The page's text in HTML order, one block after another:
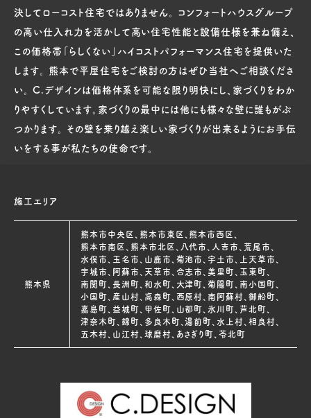
決してローコスト住宅ではありません。 コンフォートハウスグループ
の高い仕入れ力を活かして高い住宅性能と設備仕様を兼ね備え、
この価格帯「らしくない」ハイコストパフォーマンス住宅を提供いた
します。 熊本で平屋住宅をご検討の方はぜひ当社へご相談くださ
い。 C.デザインは価格体系を可能な限り明快にし、家づくりをわか
りやすくしています。家づくりの最中には他にも様々な壁に誰もがぶ
つかります。 その壁を乗り越え楽しい家づくりが出来るようにお手伝
いをする事が私たちの使命です。
施工エリア
熊本県
熊本市中央区、熊本市東区、熊本市西区、
熊本市南区、熊本市北区、八代市、人吉市、荒尾市、
水俣市、玉名市、山鹿市、菊池市、宇土市、上天草市、
宇城市、阿蘇市、天草市、合志市、美里町、玉東町、
南関町、長洲町、和水町、大津町、菊陽町、南小国町、
小国町、産山村、高森町、西原村、南阿蘇村、御船町、
嘉島町、益城町、甲佐町、山都町、氷川町、芦北町、
津奈木町、錦町、多良木町、湯前町、水上村、相良村、
五木村、山江村、球磨村、あさぎり町、苓北町